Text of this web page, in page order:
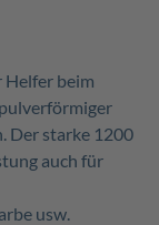
Helfer beim
Der starke 1200
auch für
usw.